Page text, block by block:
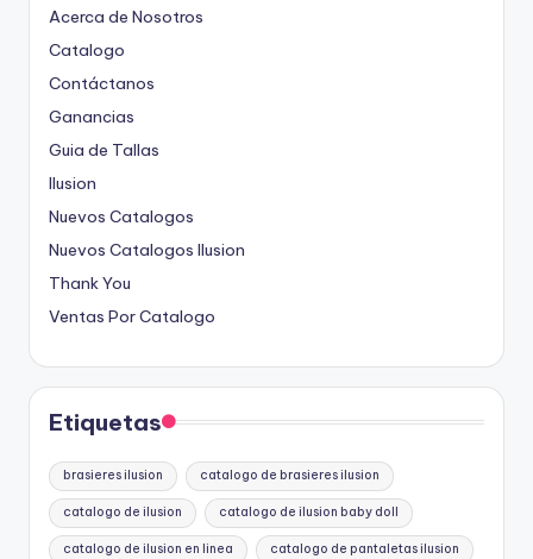
Acerca de Nosotros
Catalogo
Contáctanos
Ganancias
Guia de Tallas
Ilusion
Nuevos Catalogos
Nuevos Catalogos Ilusion
Thank You
Ventas Por Catalogo
Etiquetas
brasieres ilusion catalogo de brasieres ilusion
catalogo de ilusion catalogo de ilusion baby doll
catalogo de ilusion en linea catalogo de pantaletas ilusion